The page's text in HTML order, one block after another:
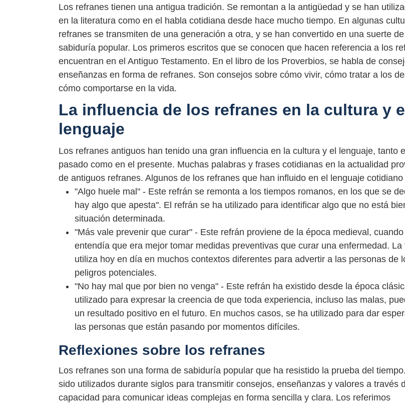
Los refranes tienen una antigua tradición. Se remontan a la antigüedad y se han
en la literatura como en el habla cotidiana desde hace mucho tiempo. En algunas
refranes se transmiten de una generación a otra, y se han convertido en una suerte de
sabiduría popular. Los primeros escritos que se conocen que hacen referencia a los
encuentran en el Antiguo Testamento. En el libro de los Proverbios, se habla de
enseñanzas en forma de refranes. Son consejos sobre cómo vivir, cómo tratar a los
cómo comportarse en la vida.
La influencia de los refranes en la cultura y
lenguaje
Los refranes antiguos han tenido una gran influencia en la cultura y el lenguaje, tanto
pasado como en el presente. Muchas palabras y frases cotidianas en la actualidad
de antiguos refranes. Algunos de los refranes que han influido en el lenguaje cotidiano
"Algo huele mal" - Este refrán se remonta a los tiempos romanos, en los que se
hay algo que apesta". El refrán se ha utilizado para identificar algo que no está
situación determinada.
"Más vale prevenir que curar" - Este refrán proviene de la época medieval,
entendía que era mejor tomar medidas preventivas que curar una enfermedad. La
utiliza hoy en día en muchos contextos diferentes para advertir a las personas de
peligros potenciales.
"No hay mal que por bien no venga" - Este refrán ha existido desde la época
utilizado para expresar la creencia de que toda experiencia, incluso las malas,
un resultado positivo en el futuro. En muchos casos, se ha utilizado para dar
las personas que están pasando por momentos difíciles.
Reflexiones sobre los refranes
Los refranes son una forma de sabiduría popular que ha resistido la prueba del
sido utilizados durante siglos para transmitir consejos, enseñanzas y valores a través
capacidad para comunicar ideas complejas en forma sencilla y clara. Los referimos